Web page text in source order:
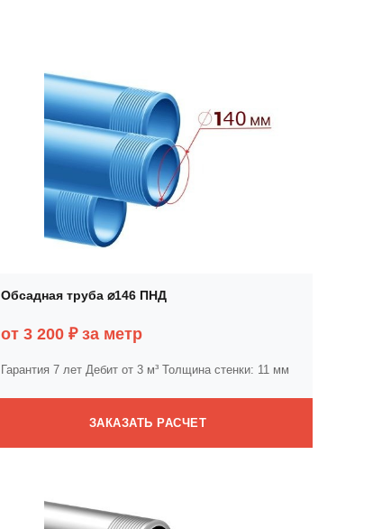
Обсадная труба ⌀146 ПНД
от 3 200 ₽ за метр
Гарантия 7 лет Дебит от 3 м³ Толщина стенки: 11 мм
ЗАКАЗАТЬ РАСЧЕТ